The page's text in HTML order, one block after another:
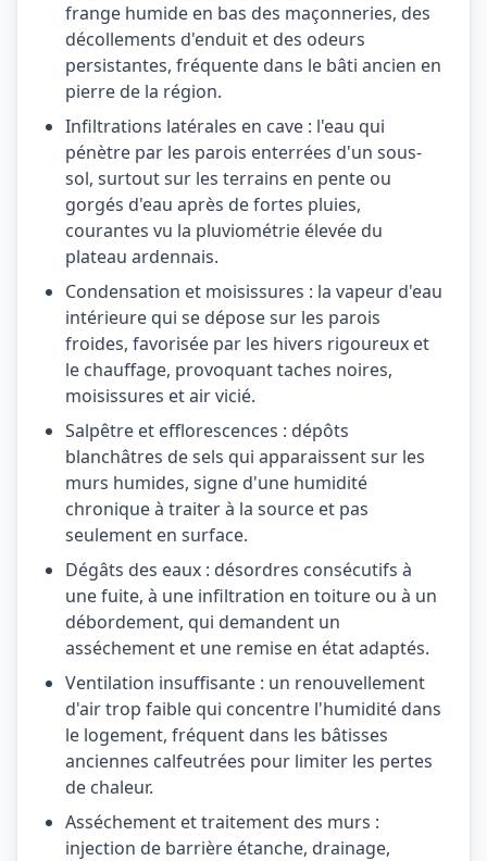
frange humide en bas des maçonneries, des
décollements d'enduit et des odeurs
persistantes, fréquente dans le bâti ancien en
pierre de la région.
Infiltrations latérales en cave : l'eau qui
pénètre par les parois enterrées d'un sous-
sol, surtout sur les terrains en pente ou
gorgés d'eau après de fortes pluies,
courantes vu la pluviométrie élevée du
plateau ardennais.
Condensation et moisissures : la vapeur d'eau
intérieure qui se dépose sur les parois
froides, favorisée par les hivers rigoureux et
le chauffage, provoquant taches noires,
moisissures et air vicié.
Salpêtre et efflorescences : dépôts
blanchâtres de sels qui apparaissent sur les
murs humides, signe d'une humidité
chronique à traiter à la source et pas
seulement en surface.
Dégâts des eaux : désordres consécutifs à
une fuite, à une infiltration en toiture ou à un
débordement, qui demandent un
asséchement et une remise en état adaptés.
Ventilation insuffisante : un renouvellement
d'air trop faible qui concentre l'humidité dans
le logement, fréquent dans les bâtisses
anciennes calfeutrées pour limiter les pertes
de chaleur.
Asséchement et traitement des murs :
injection de barrière étanche, drainage,